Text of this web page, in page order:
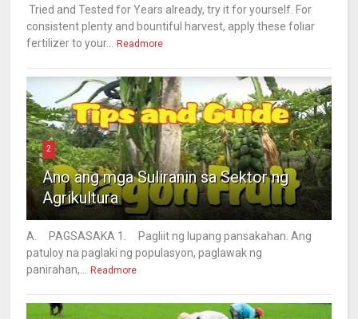
Tried and Tested for Years already, try it for yourself. For
consistent plenty and bountiful harvest, apply these foliar
fertilizer to your...
Readmore
2
Ano ang mga Suliranin sa Sektor ng
Agrikultura
A. PAGSASAKA 1. Pagliit ng lupang pansakahan. Ang
patuloy na paglaki ng populasyon, paglawak ng
panirahan,...
Readmore